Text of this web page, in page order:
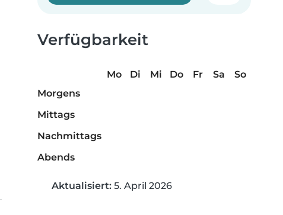
Verfügbarkeit
Mo Di Mi Do Fr Sa
So
Morgens
Mittags
Nachmittags
Abends
Aktualisiert: 5. April 2026